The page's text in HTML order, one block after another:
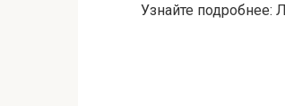
Узнайте подробнее: